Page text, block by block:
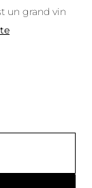
un grand vin